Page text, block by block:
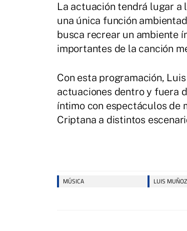
La actuación tendrá lugar a
una única función
busca recrear un ambiente
importantes de la canción
Con esta programación,
actuaciones dentro y fuera
íntimo con espectáculos de
Criptana a distintos
MÚSICA LUIS MUÑOZ